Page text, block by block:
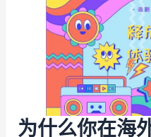
为什么你在海